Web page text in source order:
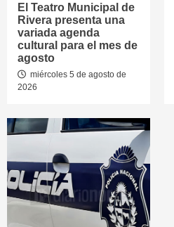
El Teatro Municipal de
Rivera presenta una
variada agenda
cultural para el mes de
agosto
miércoles 5 de agosto de
2026